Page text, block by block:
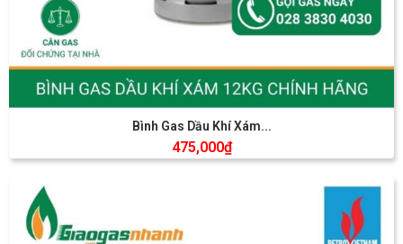
Bình Gas Dầu Khí Xám...
475,000₫